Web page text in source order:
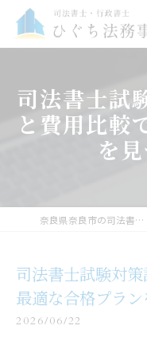
司法書士試
と費用比較
を
奈良県奈良市の司法書士なら司法書士・行政書士ひぐち法務事務所
司法書士試験対
最適な合格プラ
2026/06/22